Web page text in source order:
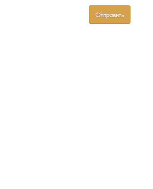
Отправить